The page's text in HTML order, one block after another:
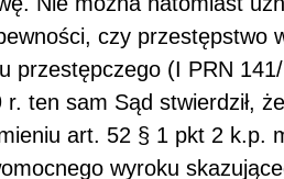
czy przestępstwo
przestępczego (I PRN
r. ten sam Sąd stwierdził,
art. 52 § 1 pkt 2 k.p.
wyroku